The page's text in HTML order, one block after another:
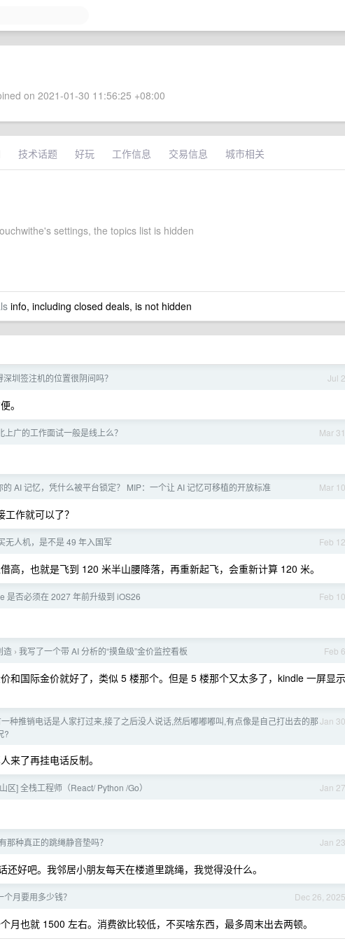
on 2021-01-30 11:56:25 +08:00
技术话题 好玩 工作信息 交易信息 城市相关
settings, the topics list is hidden
info, including closed deals, is not hidden
Jul 2
圳签注机的位置很阴间吗？
。
Mar 31
上广的工作面试一般是线上么？
Mar 10
的 AI 记忆，凭什么被平台锁定？ MIP：一个让 AI 记忆可移植的开放标准
作就可以了？
Feb 12
无人机，是不是 49 年入国军
高，也就是飞到 120 米半山腰降落，再重新起飞，会重新计算 120 米。
Feb 10
是否必须在 2027 年前升级到 iOS26
Feb 6
造 › 我写了一个带 AI 分析的“摸鱼级”金价监控看板
和国际金价就好了，类似 5 楼那个。但是 5 楼那个又太多了，kindle 一屏显示
Jan 30
种推销电话是人家打过来,接了之后没人说话,然后嘟嘟嘟叫,有点像是自己打出去的那
?
来了再挂电话反制。
Jan 27
区] 全栈工程师（React/ Python /Go）
Jan 23
那种真正的跳绳静音垫吗？
好吧。我邻居小朋友每天在楼道里跳绳，我觉得没什么。
Dec 26, 2025
个月要用多少钱？
月也就 1500 左右。消费欲比较低，不买啥东西，最多周末出去两顿。